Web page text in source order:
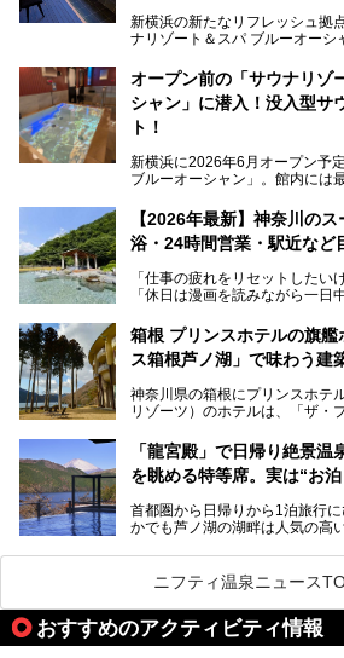
新横浜の新たなリフレッシュ拠
ナリゾート＆スパ ブルーオーシ
す。サウナや水風呂の気持ちよ
ペースの過ごしやすさまで徹底
常の疲れをリセットしたい人、
は必見です。
オープン前の「サウナリゾ
シャン」に潜入！没入型サ
ト！
新横浜に2026年6月オープン予
ブルーオーシャン」。館内には
的な“没入感（イマーシブ）”を
今回は、そんな大注目の施設に
を見学させていただきました！
サウナ室の中に咲き誇る桜、魚
リのビーチを思わせる休憩スペ
内の様子をレポートします！
【2026年最新】神奈川の
浴・24時間営業・駅近など
「仕事の疲れをリセットしたい
「休日は漫画を読みながら一日
たい」
そんな「癒やされたい」という
神奈川県には、サウナや岩盤浴
など、“非日常”を味わえるスー
う」という人も多いはず。
そこで今回は、神奈川県内の人
業」「駅近」など、目的別に厳
今の気分にぴったりの施設を見
箱根 プリンスホテルの旗
ス箱根芦ノ湖」で味わう建
神奈川県の箱根にプリンスホテ
リゾーツ）のホテルは、「ザ・
「箱根仙石原プリンスホテル」
「ザ・プリンス 箱根芦ノ湖」
プ（旗艦）に位置づけられる特
昭和の日本を代表する建築家の
に建てた桃源郷のようなホテル
提供元：株式会社西武・プリン
【PR】
この記事はザ・プリンス 箱根芦
「龍宮殿」で日帰り絶景
を眺める特等席。実は“お
首都圏から日帰りから1泊旅行
かでも芦ノ湖の湖畔は人気の高
が楽しめるまさに眺望自慢の日
そしてここは全24室の「箱根
して宿泊もできます。宿泊者は
加えて、朝6時からの宿泊者専用
のお風呂が利用できます。
ニフティ温泉ニュース
おすすめのアクティビティ情報